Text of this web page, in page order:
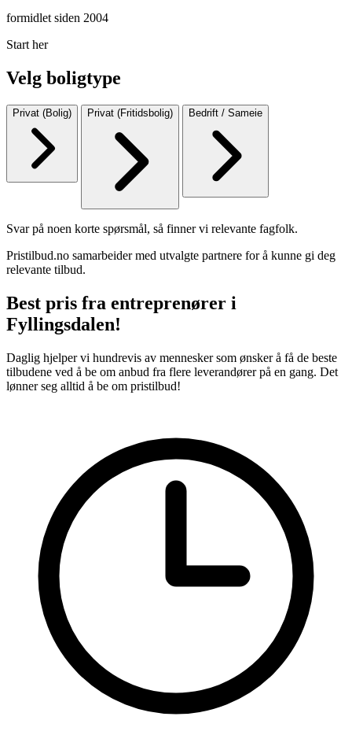
formidlet siden 2004
Start her
Velg boligtype
Privat (Bolig) Privat (Fritidsbolig) Bedrift / Sameie
Svar på noen korte spørsmål, så finner vi relevante fagfolk.
Pristilbud.no samarbeider med utvalgte partnere for å kunne gi deg
relevante tilbud.
Best pris fra entreprenører i
Fyllingsdalen!
Daglig hjelper vi hundrevis av mennesker som ønsker å få de beste
tilbudene ved å be om anbud fra flere leverandører på en gang. Det
lønner seg alltid å be om pristilbud!